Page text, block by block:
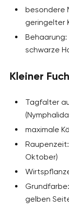
besondere
geringelter
Behaarung:
schwarze
Kleiner
Tagfalter
maximale
Oktober)
gelben